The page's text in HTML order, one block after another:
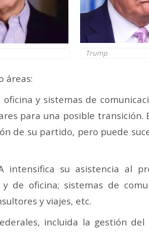
Trump
áreas:
y sistemas de
para una posible transición.
de su partido, pero puede
intensifica su asistencia al
de oficina; sistemas de
y viajes, etc.
incluida la gestión del